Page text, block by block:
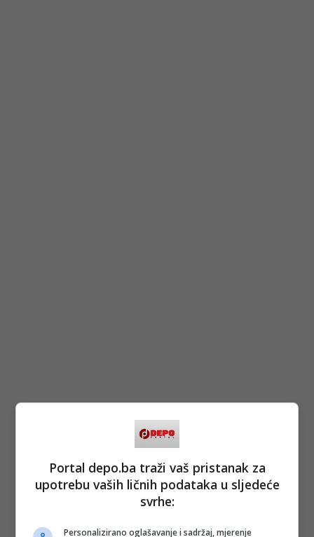
Portal depo.ba traži vaš pristanak za
upotrebu vaših ličnih podataka u sljedeće
svrhe:
Personalizirano oglašavanje i sadržaj, mjerenje